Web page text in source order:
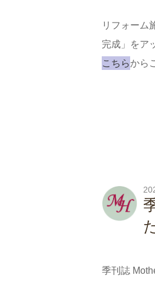
リフォーム
完成」をア
こちらから
季刊誌